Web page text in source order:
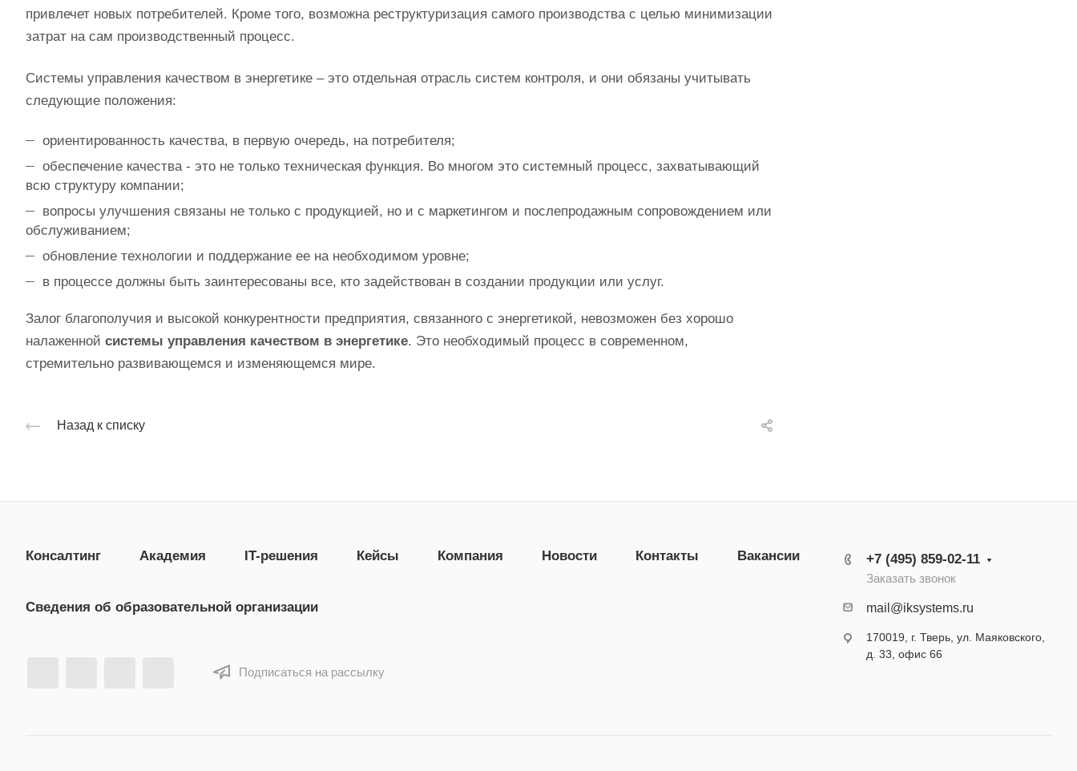
привлечет новых потребителей. Кроме того, возможна реструктуризация самого производства с целью минимизации
затрат на сам производственный процесс.
Системы управления качеством в энергетике – это отдельная отрасль систем контроля, и они обязаны учитывать
следующие положения:
ориентированность качества, в первую очередь, на потребителя;
обеспечение качества - это не только техническая функция. Во многом это системный процесс, захватывающий
всю структуру компании;
вопросы улучшения связаны не только с продукцией, но и с маркетингом и послепродажным сопровождением или
обслуживанием;
обновление технологии и поддержание ее на необходимом уровне;
в процессе должны быть заинтересованы все, кто задействован в создании продукции или услуг.
Залог благополучия и высокой конкурентности предприятия, связанного с энергетикой, невозможен без хорошо
налаженной системы управления качеством в энергетике. Это необходимый процесс в современном,
стремительно развивающемся и изменяющемся мире.
Назад к списку
Консалтинг Академия IT-решения Кейсы Компания Новости Контакты Вакансии
Сведения об образовательной организации
Подписаться на рассылку
+7 (495) 859-02-11
Заказать звонок
mail@iksystems.ru
170019, г. Тверь, ул. Маяковского,
д. 33, офис 66